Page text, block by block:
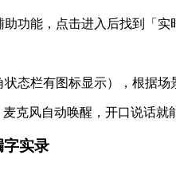
助功能 ，点击进入后找到 「 实
态栏有图标显示），根据
克风自动唤醒，开口说话
字实录